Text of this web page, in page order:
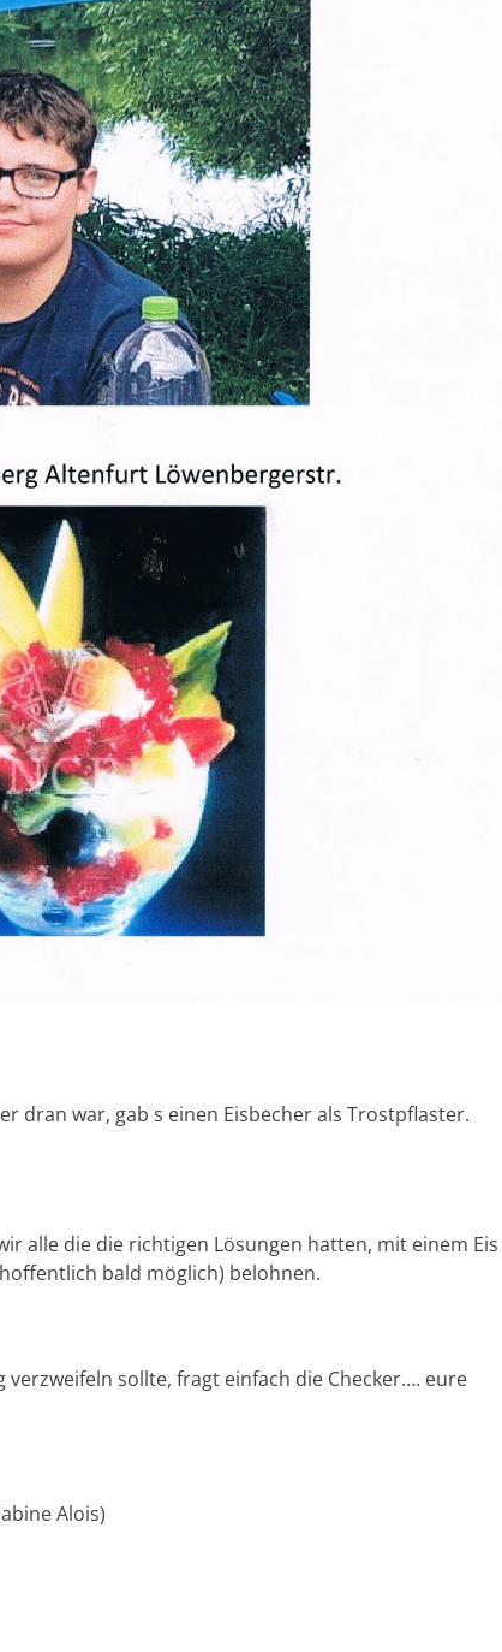
dran war, gab s einen Eisbecher als Trostpflaster.
alle die die richtigen Lösungen hatten, mit einem Eis
bald möglich) belohnen.
verzweifeln sollte, fragt einfach die Checker…. eure
Alois)